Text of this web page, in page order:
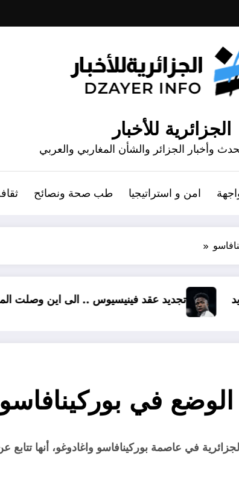
الجزائرية للأخبار
وأخبار الجزائر والشأن المغاربي والعربي
امن و استراتيجيا طب صحة ونصائح
فينيسيوس .. الى اين وصلت المفاوضات ؟ رشوة من
الوضع في بوركينافاسو
في عاصمة بوركينافاسو واغادوغو، أنها